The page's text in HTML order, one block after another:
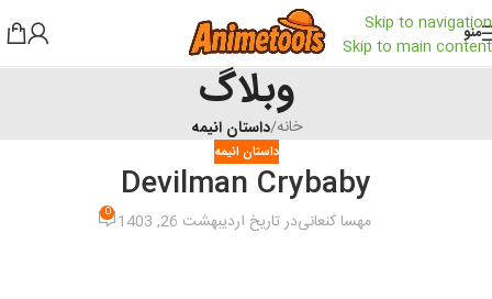
Skip to navigation
Skip to main content
منو
وبلاگ
خانه/داستان انیمه
داستان انیمه
Devilman Crybaby
مهسا کنعانیدر تاریخ اردیبهشت 26, 1403 0